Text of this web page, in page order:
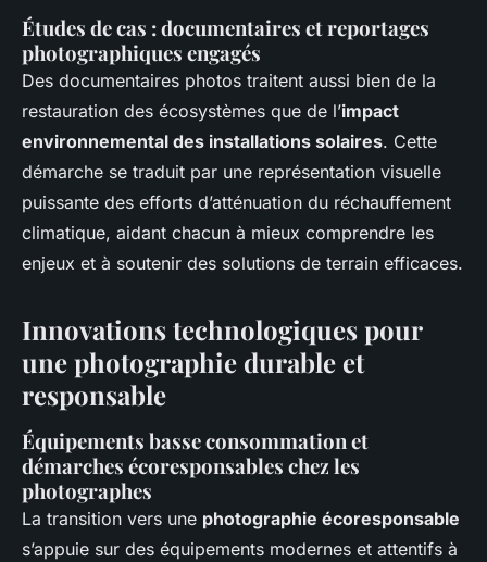
Études de cas : documentaires et reportages
photographiques engagés
Des documentaires photos traitent aussi bien de la
restauration des écosystèmes que de l’impact
environnemental des installations solaires. Cette
démarche se traduit par une représentation visuelle
puissante des efforts d’atténuation du réchauffement
climatique, aidant chacun à mieux comprendre les
enjeux et à soutenir des solutions de terrain efficaces.
Innovations technologiques pour
une photographie durable et
responsable
Équipements basse consommation et
démarches écoresponsables chez les
photographes
La transition vers une photographie écoresponsable
s’appuie sur des équipements modernes et attentifs à